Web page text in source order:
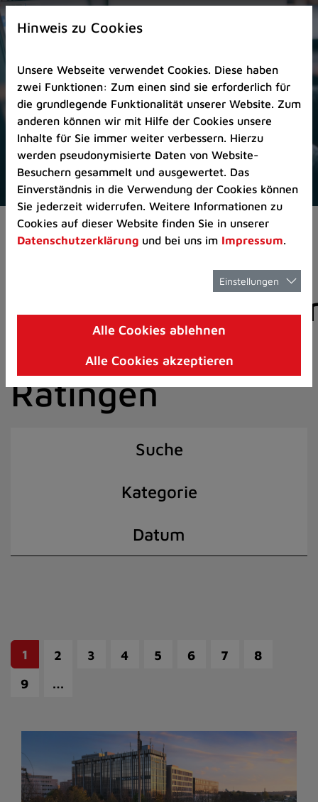
Zur
Startseite
Zum
Seitenanfang
springen
(Schnelltaste
A)
Zur
Navigation/Menü
springen
(Schnelltaste
M)
Zur
8)
I)
Aktuelles Pressemitteilungen
der Stadt
Ratingen
Suche
Kategorie
Datum
1 2 3 4 5 6 7
8
9
…
Hinweis zu Cookies
Unsere Webseite verwendet Cookies. Diese haben
zwei Funktionen: Zum einen sind sie erforderlich für
die grundlegende Funktionalität unserer Website. Zum
anderen können wir mit Hilfe der Cookies unsere
Inhalte für Sie immer weiter verbessern. Hierzu
werden pseudonymisierte Daten von Website-
Besuchern gesammelt und ausgewertet. Das
Einverständnis in die Verwendung der Cookies können
Sie jederzeit widerrufen. Weitere Informationen zu
Cookies auf dieser Website finden Sie in unserer
Datenschutzerklärung und bei uns im Impressum.
Einstellungen
Alle Cookies ablehnen
Alle Cookies akzeptieren